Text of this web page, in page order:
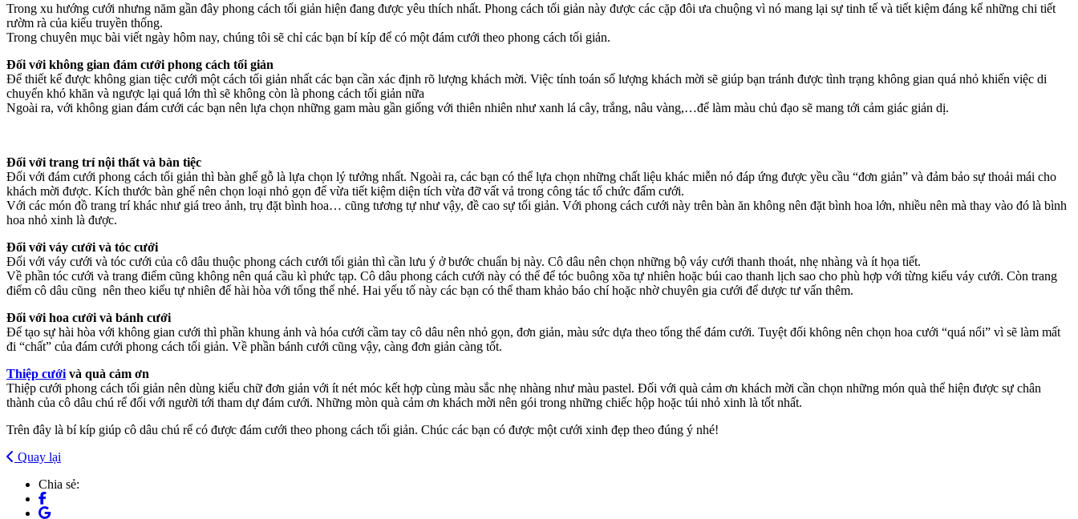
Trong xu hướng cưới nhưng năm gần đây phong cách tối giản hiện đang được yêu thích nhất. Phong cách tối giản này được các cặp đôi ưa chuộng vì nó mang lại sự tinh tế và tiết kiệm đáng kể những chi tiết
rườm rà của kiểu truyền thống.
Trong chuyên mục bài viết ngày hôm nay, chúng tôi sẽ chỉ các bạn bí kíp để có một đám cưới theo phong cách tối giản.
Đối với không gian đám cưới phong cách tối giản
Để thiết kế được không gian tiệc cưới một cách tối giản nhất các bạn cần xác định rõ lượng khách mời. Việc tính toán số lượng khách mời sẽ giúp bạn tránh được tình trạng không gian quá nhỏ khiến việc di
chuyển khó khăn và ngược lại quá lớn thì sẽ không còn là phong cách tối giản nữa
Ngoài ra, với không gian đám cưới các bạn nên lựa chọn những gam màu gần giống với thiên nhiên như xanh lá cây, trắng, nâu vàng,…để làm màu chủ đạo sẽ mang tới cảm giác giản dị.
Đối với trang trí nội thất và bàn tiệc
Đối với đám cưới phong cách tối giản thì bàn ghế gỗ là lựa chọn lý tưởng nhất. Ngoài ra, các bạn có thể lựa chọn những chất liệu khác miễn nó đáp ứng được yều cầu “đơn giản” và đảm bảo sự thoải mái cho
khách mời được. Kích thước bàn ghế nên chọn loại nhỏ gọn để vừa tiết kiệm diện tích vừa đỡ vất vả trong công tác tổ chức đấm cưới.
Với các món đồ trang trí khác như giá treo ảnh, trụ đặt bình hoa… cũng tương tự như vậy, đề cao sự tối giản. Với phong cách cưới này trên bàn ăn không nên đặt bình hoa lớn, nhiều nên mà thay vào đó là bình
hoa nhỏ xinh là được.
Đối với váy cưới và tóc cưới
Đối với váy cưới và tóc cưới của cô dâu thuộc phong cách cưới tối giản thì cần lưu ý ở bước chuẩn bị này. Cô dâu nên chọn những bộ váy cưới thanh thoát, nhẹ nhàng và ít họa tiết.
Về phần tóc cưới và trang điểm cũng không nên quá cầu kì phức tạp. Cô dâu phong cách cưới này có thể để tóc buông xõa tự nhiên hoặc búi cao thanh lịch sao cho phù hợp với từng kiểu váy cưới. Còn trang
điểm cô dâu cũng nên theo kiểu tự nhiên để hài hòa với tổng thể nhé. Hai yếu tố này các bạn có thể tham khảo báo chí hoặc nhờ chuyên gia cưới để dược tư vấn thêm.
Đối với hoa cưới và bánh cưới
Để tạo sự hài hòa với không gian cưới thì phần khung ảnh và hóa cưới cầm tay cô dâu nên nhỏ gọn, đơn giản, màu sức dựa theo tổng thể đám cưới. Tuyệt đối không nên chọn hoa cưới “quá nổi” vì sẽ làm mất
đi “chất” của đám cưới phong cách tối giản. Về phần bánh cưới cũng vậy, càng đơn giản càng tốt.
Thiệp cưới và quà cảm ơn
Thiệp cưới phong cách tối giản nên dùng kiểu chữ đơn giản với ít nét móc kết hợp cùng màu sắc nhẹ nhàng như màu pastel. Đối với quà cảm ơn khách mời cần chọn những món quà thể hiện được sự chân
thành của cô dâu chú rể đối với người tới tham dự đám cưới. Những mòn quà cảm ơn khách mời nên gói trong những chiếc hộp hoặc túi nhỏ xinh là tốt nhất.
Trên đây là bí kíp giúp cô dâu chú rể có được đám cưới theo phong cách tối giản. Chúc các bạn có được một cưới xinh đẹp theo đúng ý nhé!
Quay lại
Chia sẻ: